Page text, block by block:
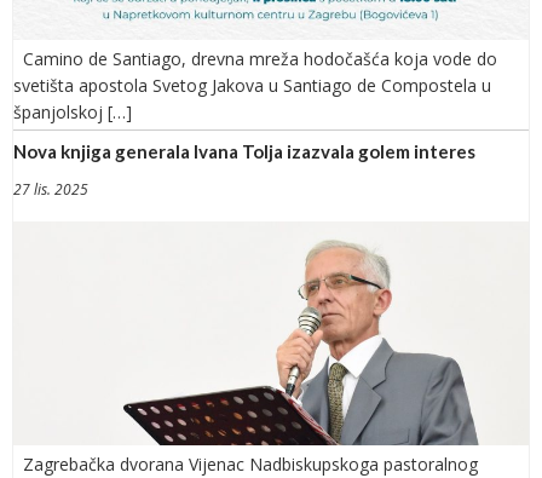
Camino de Santiago, drevna mreža hodočašća koja vode do
svetišta apostola Svetog Jakova u Santiago de Compostela u
španjolskoj […]
Nova knjiga generala Ivana Tolja izazvala golem interes
27 lis. 2025
Zagrebačka dvorana Vijenac Nadbiskupskoga pastoralnog